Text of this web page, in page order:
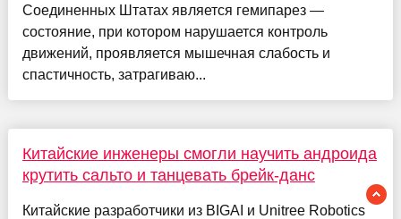
Соединенных Штатах является гемипарез —
состояние, при котором нарушается контроль
движений, проявляется мышечная слабость и
спастичность, затрагиваю...
Китайские инженеры смогли научить андроида
крутить сальто и танцевать брейк-данс
Китайские разработчики из BIGAI и Unitree Robotics